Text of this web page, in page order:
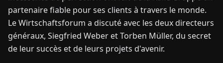
partenaire fiable pour ses clients à travers le monde.
Le Wirtschaftsforum a discuté avec les deux directeurs
généraux, Siegfried Weber et Torben Müller, du secret
de leur succès et de leurs projets d'avenir.